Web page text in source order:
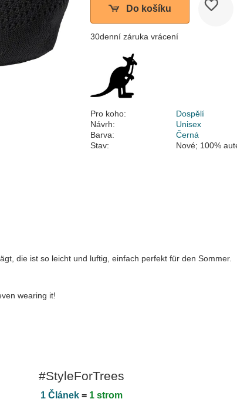
Do košíku
30denní záruka vrácení
Pro koho:
Dospělí
Návrh:
Unisex
Barva:
Černá
Stav:
Nové; 100%
die ist so leicht und luftig, einfach perfekt für den Sommer.
wearing it!
#StyleForTrees
1 Článek = 1 strom